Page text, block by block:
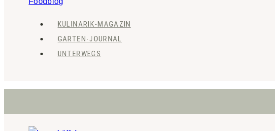
KULINARIK-MAGAZIN
GARTEN-JOURNAL
UNTERWEGS